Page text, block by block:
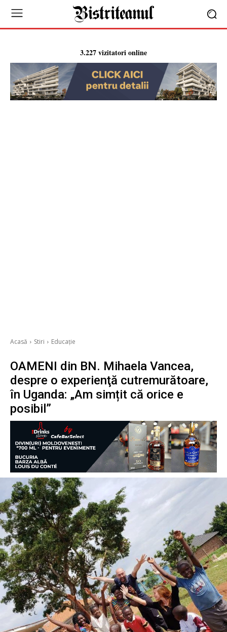
3.227 vizitatori online
Acasă Stiri Educație
OAMENI din BN. Mihaela Vancea,
despre o experienţă cutremurătoare,
în Uganda: „Am simțit că orice e
posibil”